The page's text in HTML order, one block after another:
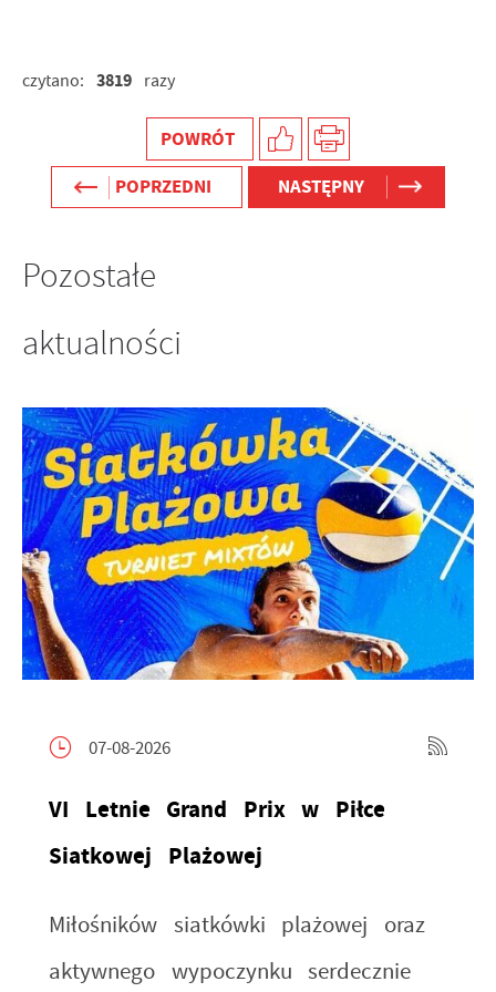
czytano: 3819 razy
POWRÓT
POPRZEDNI
NASTĘPNY
Pozostałe
aktualności
07-08-2026
VI Letnie Grand Prix w Piłce
Siatkowej Plażowej
Miłośników siatkówki plażowej oraz
aktywnego wypoczynku serdecznie